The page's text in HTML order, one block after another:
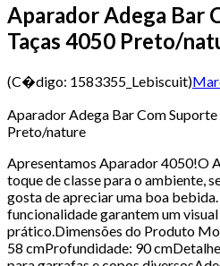
Aparador Adega Bar
Taças 4050 Preto/
(C�digo: 1583355_Lebiscuit)
Aparador Adega Bar Com Suporte
Preto/nature
Apresentamos Aparador 4050!O
toque de classe para o ambiente,
gosta de apreciar uma boa
funcionalidade garantem um
prático.Dimensões do Produto
58 cmProfundidade: 90